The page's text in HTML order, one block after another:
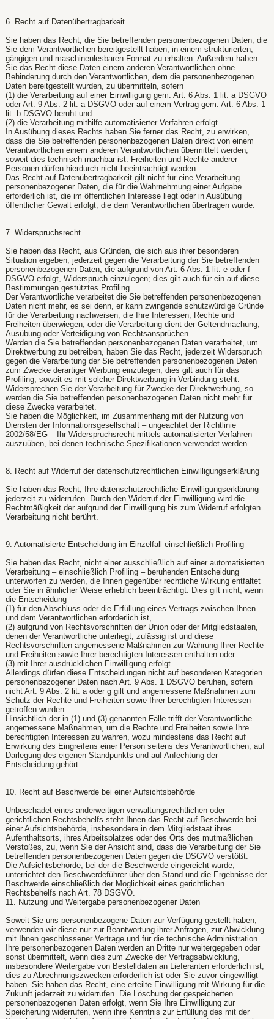
6. Recht auf Datenübertragbarkeit
Sie haben das Recht, die Sie betreffenden personenbezogenen Daten, die
Sie dem Verantwortlichen bereitgestellt haben, in einem strukturierten,
gängigen und maschinenlesbaren Format zu erhalten. Außerdem haben
Sie das Recht diese Daten einem anderen Verantwortlichen ohne
Behinderung durch den Verantwortlichen, dem die personenbezogenen
Daten bereitgestellt wurden, zu übermitteln, sofern
(1) die Verarbeitung auf einer Einwilligung gem. Art. 6 Abs. 1 lit. a DSGVO
oder Art. 9 Abs. 2 lit. a DSGVO oder auf einem Vertrag gem. Art. 6 Abs. 1
lit. b DSGVO beruht und
(2) die Verarbeitung mithilfe automatisierter Verfahren erfolgt.
In Ausübung dieses Rechts haben Sie ferner das Recht, zu erwirken,
dass die Sie betreffenden personenbezogenen Daten direkt von einem
Verantwortlichen einem anderen Verantwortlichen übermittelt werden,
soweit dies technisch machbar ist. Freiheiten und Rechte anderer
Personen dürfen hierdurch nicht beeinträchtigt werden.
Das Recht auf Datenübertragbarkeit gilt nicht für eine Verarbeitung
personenbezogener Daten, die für die Wahrnehmung einer Aufgabe
erforderlich ist, die im öffentlichen Interesse liegt oder in Ausübung
öffentlicher Gewalt erfolgt, die dem Verantwortlichen übertragen wurde.
7. Widerspruchsrecht
Sie haben das Recht, aus Gründen, die sich aus ihrer besonderen
Situation ergeben, jederzeit gegen die Verarbeitung der Sie betreffenden
personenbezogenen Daten, die aufgrund von Art. 6 Abs. 1 lit. e oder f
DSGVO erfolgt, Widerspruch einzulegen; dies gilt auch für ein auf diese
Bestimmungen gestütztes Profiling.
Der Verantwortliche verarbeitet die Sie betreffenden personenbezogenen
Daten nicht mehr, es sei denn, er kann zwingende schutzwürdige Gründe
für die Verarbeitung nachweisen, die Ihre Interessen, Rechte und
Freiheiten überwiegen, oder die Verarbeitung dient der Geltendmachung,
Ausübung oder Verteidigung von Rechtsansprüchen.
Werden die Sie betreffenden personenbezogenen Daten verarbeitet, um
Direktwerbung zu betreiben, haben Sie das Recht, jederzeit Widerspruch
gegen die Verarbeitung der Sie betreffenden personenbezogenen Daten
zum Zwecke derartiger Werbung einzulegen; dies gilt auch für das
Profiling, soweit es mit solcher Direktwerbung in Verbindung steht.
Widersprechen Sie der Verarbeitung für Zwecke der Direktwerbung, so
werden die Sie betreffenden personenbezogenen Daten nicht mehr für
diese Zwecke verarbeitet.
Sie haben die Möglichkeit, im Zusammenhang mit der Nutzung von
Diensten der Informationsgesellschaft – ungeachtet der Richtlinie
2002/58/EG – Ihr Widerspruchsrecht mittels automatisierter Verfahren
auszuüben, bei denen technische Spezifikationen verwendet werden.
8. Recht auf Widerruf der datenschutzrechtlichen Einwilligungserklärung
Sie haben das Recht, Ihre datenschutzrechtliche Einwilligungserklärung
jederzeit zu widerrufen. Durch den Widerruf der Einwilligung wird die
Rechtmäßigkeit der aufgrund der Einwilligung bis zum Widerruf erfolgten
Verarbeitung nicht berührt.
9. Automatisierte Entscheidung im Einzelfall einschließlich Profiling
Sie haben das Recht, nicht einer ausschließlich auf einer automatisierten
Verarbeitung – einschließlich Profiling – beruhenden Entscheidung
unterworfen zu werden, die Ihnen gegenüber rechtliche Wirkung entfaltet
oder Sie in ähnlicher Weise erheblich beeinträchtigt. Dies gilt nicht, wenn
die Entscheidung
(1) für den Abschluss oder die Erfüllung eines Vertrags zwischen Ihnen
und dem Verantwortlichen erforderlich ist,
(2) aufgrund von Rechtsvorschriften der Union oder der Mitgliedstaaten,
denen der Verantwortliche unterliegt, zulässig ist und diese
Rechtsvorschriften angemessene Maßnahmen zur Wahrung Ihrer Rechte
und Freiheiten sowie Ihrer berechtigten Interessen enthalten oder
(3) mit Ihrer ausdrücklichen Einwilligung erfolgt.
Allerdings dürfen diese Entscheidungen nicht auf besonderen Kategorien
personenbezogener Daten nach Art. 9 Abs. 1 DSGVO beruhen, sofern
nicht Art. 9 Abs. 2 lit. a oder g gilt und angemessene Maßnahmen zum
Schutz der Rechte und Freiheiten sowie Ihrer berechtigten Interessen
getroffen wurden.
Hinsichtlich der in (1) und (3) genannten Fälle trifft der Verantwortliche
angemessene Maßnahmen, um die Rechte und Freiheiten sowie Ihre
berechtigten Interessen zu wahren, wozu mindestens das Recht auf
Erwirkung des Eingreifens einer Person seitens des Verantwortlichen, auf
Darlegung des eigenen Standpunkts und auf Anfechtung der
Entscheidung gehört.
10. Recht auf Beschwerde bei einer Aufsichtsbehörde
Unbeschadet eines anderweitigen verwaltungsrechtlichen oder
gerichtlichen Rechtsbehelfs steht Ihnen das Recht auf Beschwerde bei
einer Aufsichtsbehörde, insbesondere in dem Mitgliedstaat ihres
Aufenthaltsorts, ihres Arbeitsplatzes oder des Orts des mutmaßlichen
Verstoßes, zu, wenn Sie der Ansicht sind, dass die Verarbeitung der Sie
betreffenden personenbezogenen Daten gegen die DSGVO verstößt.
Die Aufsichtsbehörde, bei der die Beschwerde eingereicht wurde,
unterrichtet den Beschwerdeführer über den Stand und die Ergebnisse der
Beschwerde einschließlich der Möglichkeit eines gerichtlichen
Rechtsbehelfs nach Art. 78 DSGVO.
11. Nutzung und Weitergabe personenbezogener Daten
Soweit Sie uns personenbezogene Daten zur Verfügung gestellt haben,
verwenden wir diese nur zur Beantwortung ihrer Anfragen, zur Abwicklung
mit Ihnen geschlossener Verträge und für die technische Administration.
Ihre personenbezogenen Daten werden an Dritte nur weitergegeben oder
sonst übermittelt, wenn dies zum Zwecke der Vertragsabwicklung,
insbesondere Weitergabe von Bestelldaten an Lieferanten erforderlich ist,
dies zu Abrechnungszwecken erforderlich ist oder Sie zuvor eingewilligt
haben. Sie haben das Recht, eine erteilte Einwilligung mit Wirkung für die
Zukunft jederzeit zu widerrufen. Die Löschung der gespeicherten
personenbezogenen Daten erfolgt, wenn Sie Ihre Einwilligung zur
Speicherung widerrufen, wenn ihre Kenntnis zur Erfüllung des mit der